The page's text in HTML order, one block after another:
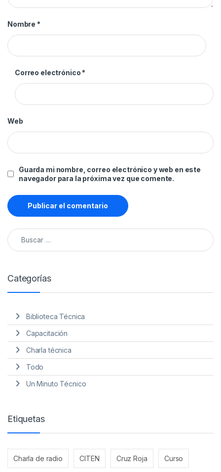
Nombre *
Correo electrónico *
Web
Guarda mi nombre, correo electrónico y web en este
navegador para la próxima vez que comente.
Buscar:
Categorías
Biblioteca Técnica
Capacitación
Charla técnica
Todo
Un Minuto Técnico
Etiquetas
Charla de radio CITEN Cruz Roja Curso